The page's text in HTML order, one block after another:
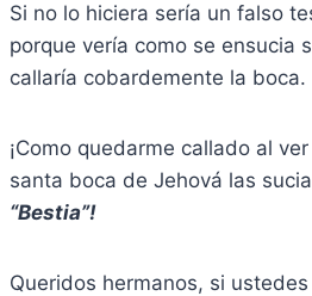
Si no lo hiciera sería un falso
porque vería como se ensucia
callaría cobardemente la boca.
¡Como quedarme callado al
santa boca de Jehová las
“Bestia”!
Queridos hermanos, si